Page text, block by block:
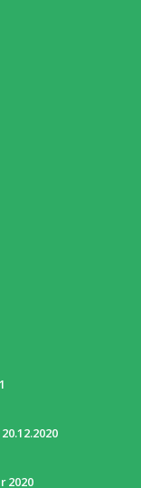
2020